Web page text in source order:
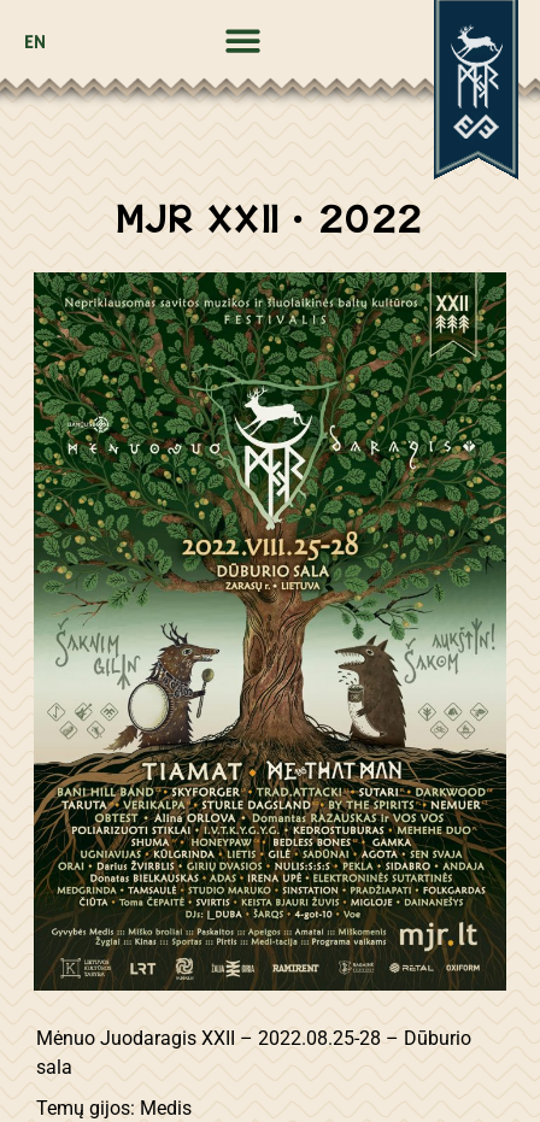
EN
MJR XXII • 2022
Mėnuo Juodaragis XXII – 2022.08.25-28 – Dūburio
sala
Temų gijos: Medis